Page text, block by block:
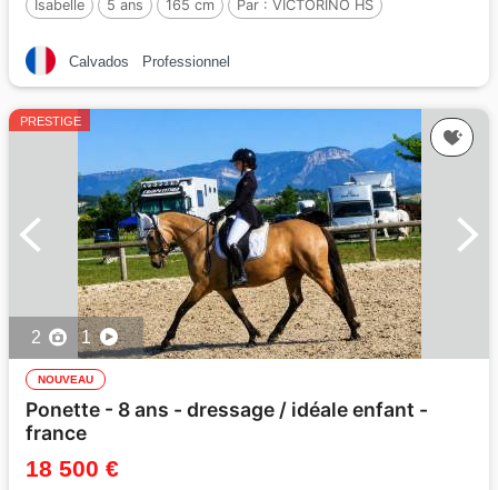
Isabelle
5 ans 165 cm Par : VICTORINO HS
Calvados Professionnel
PRESTIGE
2 1
NOUVEAU
Ponette - 8 ans - dressage / idéale enfant -
france
18 500 €